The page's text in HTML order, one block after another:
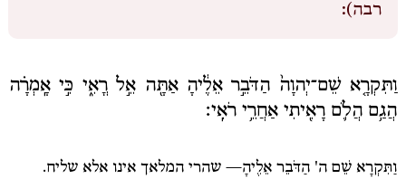
רבה):
וַתִּקְרָ֤א שֵׁם־יְהוָה֙ הַדֹּבֵ֣ר אֵלֶ֔יהָ אַתָּ֖ה אֵ֣ל רֳאִ֑י כִּ֣י אָֽמְרָ֗ה
הֲגַ֥ם הֲלֹ֛ם רָאִ֖יתִי אַחֲרֵ֥י רֹאִֽי׃
וַתִּקְרָא שֵׁם ה' הַדֹּבֵר אֵלֶיהָ— שהרי המלאך אינו אלא שליח.